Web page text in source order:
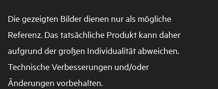
Die gezeigten Bilder dienen nur als mögliche
Referenz. Das tatsächliche Produkt kann daher
aufgrund der großen Individualität abweichen.
Technische Verbesserungen und/oder
Änderungen vorbehalten.